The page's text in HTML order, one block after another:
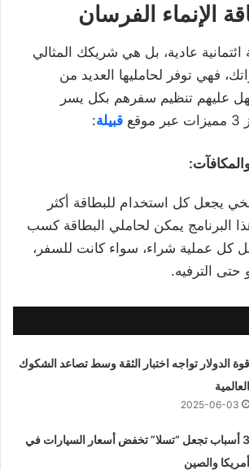
الإنماء الفرسان
عادية، بل هي شريكك المثالي
فهي توفر لحامليها العديد من
عليهم تنظيم سفرهم بكل يسر
قبيلة:
يجعل كل استخدام للبطاقة أكثر
البرنامج يمكن لحاملي البطاقة كسب
كل عملية شراء، سواء كانت للسفر،
حتى الترفيه.
قوة الدولار تواجه اختبار الثقة وسط تصاعد الشكوك
العالمية
2025-06-03
3 أسباب تجعل “تسلا” تخفض أسعار السيارات في
أمريكا والصين